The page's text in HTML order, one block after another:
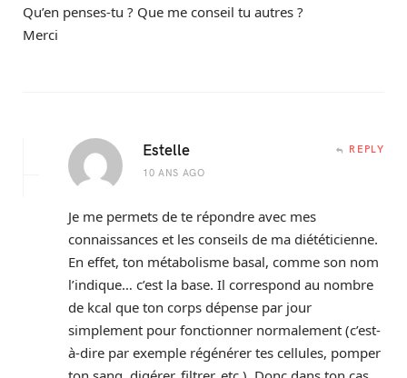
Qu’en penses-tu ? Que me conseil tu autres ?
Merci
Estelle
10 ANS AGO
REPLY
Je me permets de te répondre avec mes
connaissances et les conseils de ma diététicienne.
En effet, ton métabolisme basal, comme son nom
l’indique… c’est la base. Il correspond au nombre
de kcal que ton corps dépense par jour
simplement pour fonctionner normalement (c’est-
à-dire par exemple régénérer tes cellules, pomper